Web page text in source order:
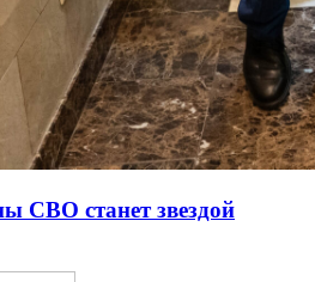
СВО станет звездой